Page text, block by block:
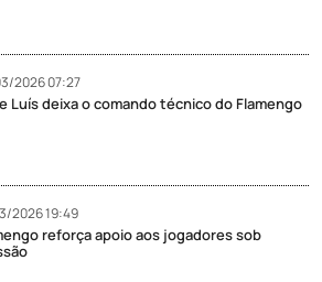
2026 07:27
Luís deixa o comando técnico do Flamengo
2026 19:49
reforça apoio aos jogadores sob